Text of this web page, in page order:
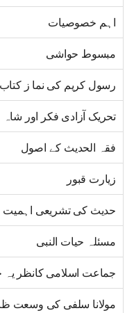
اہم خصوصیات
مبسوط حواشی
رسول کریم کی نما ز کتاب
تحریک آزادی فکر اور
فقہ الحدیث کے اصول
زیارت قبور
حدیث کی تشریعی اہمیت
مسئلہ حیات النبی
جماعت اسلامی کانظر
مولانا سلفی کی وسعت